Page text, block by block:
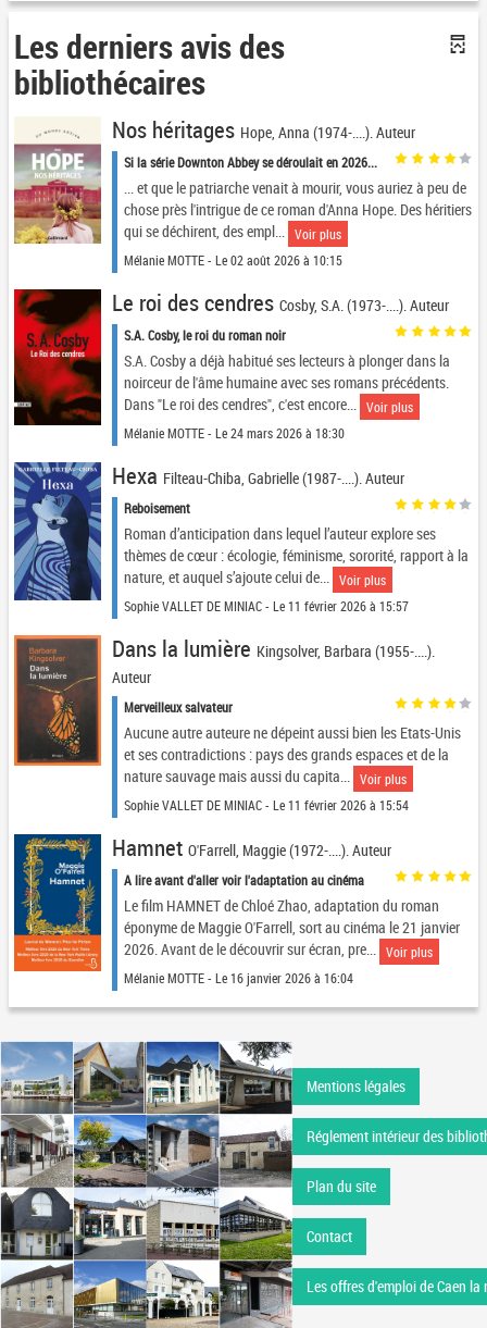
Les derniers avis des
bibliothécaires
Nos héritages Hope, Anna (1974-....). Auteur
Si la série Downton Abbey se déroulait en 2026...
... et que le patriarche venait à mourir, vous auriez à peu de
chose près l'intrigue de ce roman d'Anna Hope. Des héritiers
qui se déchirent, des empl... Voir plus
Mélanie MOTTE - Le 02 août 2026 à 10:15
Le roi des cendres Cosby, S.A. (1973-....). Auteur
S.A. Cosby, le roi du roman noir
S.A. Cosby a déjà habitué ses lecteurs à plonger dans la
noirceur de l'âme humaine avec ses romans précédents.
Dans "Le roi des cendres", c'est encore... Voir plus
Mélanie MOTTE - Le 24 mars 2026 à 18:30
Hexa Filteau-Chiba, Gabrielle (1987-....). Auteur
Reboisement
Roman d’anticipation dans lequel l’auteur explore ses
thèmes de cœur : écologie, féminisme, sororité, rapport à la
nature, et auquel s’ajoute celui de... Voir plus
Sophie VALLET DE MINIAC - Le 11 février 2026 à 15:57
Dans la lumière Kingsolver, Barbara (1955-....).
Auteur
Merveilleux salvateur
Aucune autre auteure ne dépeint aussi bien les Etats-Unis
et ses contradictions : pays des grands espaces et de la
nature sauvage mais aussi du capita... Voir plus
Sophie VALLET DE MINIAC - Le 11 février 2026 à 15:54
Hamnet O'Farrell, Maggie (1972-....). Auteur
A lire avant d'aller voir l'adaptation au cinéma
Le film HAMNET de Chloé Zhao, adaptation du roman
éponyme de Maggie O'Farrell, sort au cinéma le 21 janvier
2026. Avant de le découvrir sur écran, pre... Voir plus
Mélanie MOTTE - Le 16 janvier 2026 à 16:04
Mentions légales
Réglement intérieur des
Plan du site
Contact
Les offres d'emploi de Caen la